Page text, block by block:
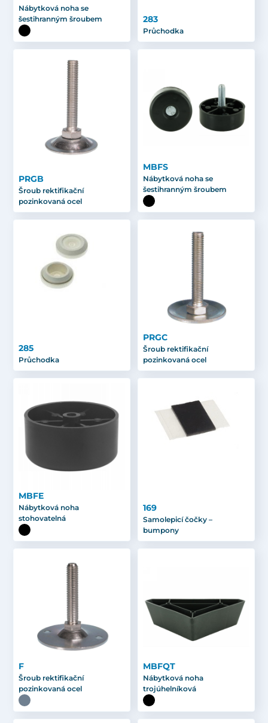
Nábytková noha se
šestihranným šroubem
283
Průchodka
PRGB
Šroub rektifikační
pozinkovaná ocel
MBFS
Nábytková noha se
šestihranným šroubem
285
Průchodka
PRGC
Šroub rektifikační
pozinkovaná ocel
MBFE
Nábytková noha
stohovatelná
169
Samolepicí čočky –
bumpony
F
Šroub rektifikační
pozinkovaná ocel
MBFQT
Nábytková noha
trojúhelníková